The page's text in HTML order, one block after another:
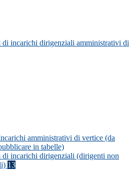
di incarichi dirigenziali amministrativi di
amministrativi di vertice (da
in tabelle)
di incarichi dirigenziali (dirigenti non
13